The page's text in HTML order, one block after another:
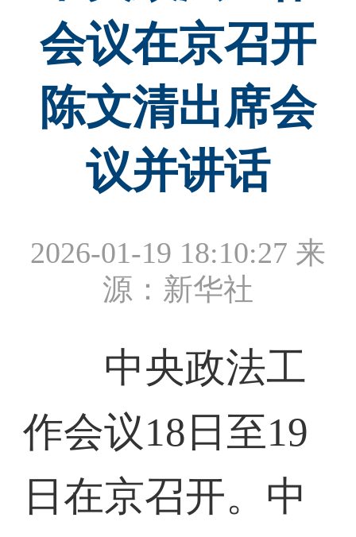
会议在京召开
陈文清出席会
议并讲话
2026-01-19 18:10:27 来
源：新华社
中央政法工
作会议18日至19
日在京召开。中